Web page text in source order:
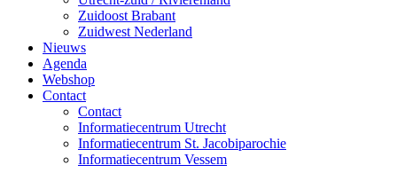
Zuidoost Brabant
Zuidwest Nederland
Nieuws
Agenda
Webshop
Contact
Contact
Informatiecentrum Utrecht
Informatiecentrum St. Jacobiparochie
Informatiecentrum Vessem